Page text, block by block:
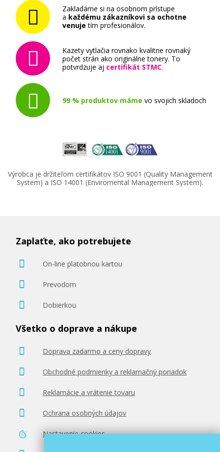
Zakladáme si na osobnom prístupe
a každému zákazníkovi sa ochotne
venuje tím profesionálov.
Kazety vytlačia rovnako kvalitne rovnaký
počet strán ako originálne tonery. To
potvrdzuje aj certifikát STMC.
99 % produktov máme vo svojich skladoch
Výrobca je držiteľom certifikátov ISO 9001 (Quality Management
System) a ISO 14001 (Enviromental Management System).
Zaplaťte, ako potrebujete
On-line platobnou kartou
Prevodom
Dobierkou
Všetko o doprave a nákupe
Doprava zadarmo a ceny dopravy
Obchodné podmienky a reklamačný poriadok
Reklamácie a vrátenie tovaru
Ochrana osobných údajov
Nastavenie cookies